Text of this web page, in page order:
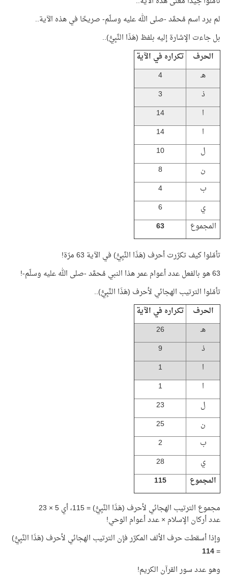
لم يرد اسم مُحمَّد -صلى الله عليه وسلّم- صريحًا في هذه الآية..
بل جاءت الإشارة إليه بلفظ (هَذَا النَّبِيُّ)..
الحرف
تكراره في الآية
هـ
4
ذ
3
ا
14
ا
14
ل
10
ن
8
ب
4
ي
6
المجموع
63
تأمّلوا كيف تكرّرت أحرف (هَذَا النَّبِيُّ) في الآية 63 مرّة!
63 هو بالفعل عدد أعوام عمر هذا النبي مُحمَّد -صلى الله عليه وسلّم-!
تأمّلوا الترتيب الهجائي لأحرف (هَذَا النَّبِيُّ)..
الحرف
تكراره في الآية
هـ
26
ذ
9
ا
1
ا
1
ل
23
ن
25
ب
2
ي
28
المجموع
115
مجموع الترتيب الهجائي لأحرف (هَذَا النَّبِيُّ) = 115، أي 5 × 23
عدد أركان الإسلام × عدد أعوام الوحي!
وإذا أسقطت حرف الألف المكرّر فإن الترتيب الهجائي لأحرف (هَذَا النَّبِيُّ)
=
114
وهو عدد سور القرآن الكريم!